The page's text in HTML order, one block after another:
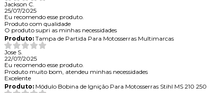
Jackson C.
25/07/2025
Eu recomendo esse produto.
Produto com qualidade
O produto supri as minhas necessidades
Produto:Tampa de Partida Para Motosserras Multimarcas
Jose S.
22/07/2025
Eu recomendo esse produto.
Produto muito bom, atendeu minhas necessidades
Excelente
Produto:Módulo Bobina de Ignição Para Motosserras Stihl MS 210 250